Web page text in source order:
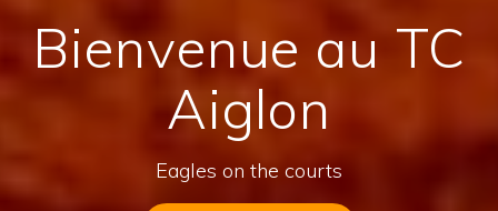
Bienvenue au TC
Aiglon
Eagles on the courts